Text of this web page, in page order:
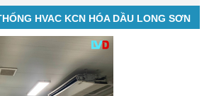
HVAC KCN HÓA DẦU LONG SƠN